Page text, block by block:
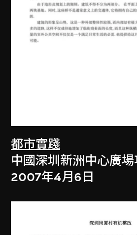
都市實踐
中國深圳新洲中心廣場
2007年4月6日